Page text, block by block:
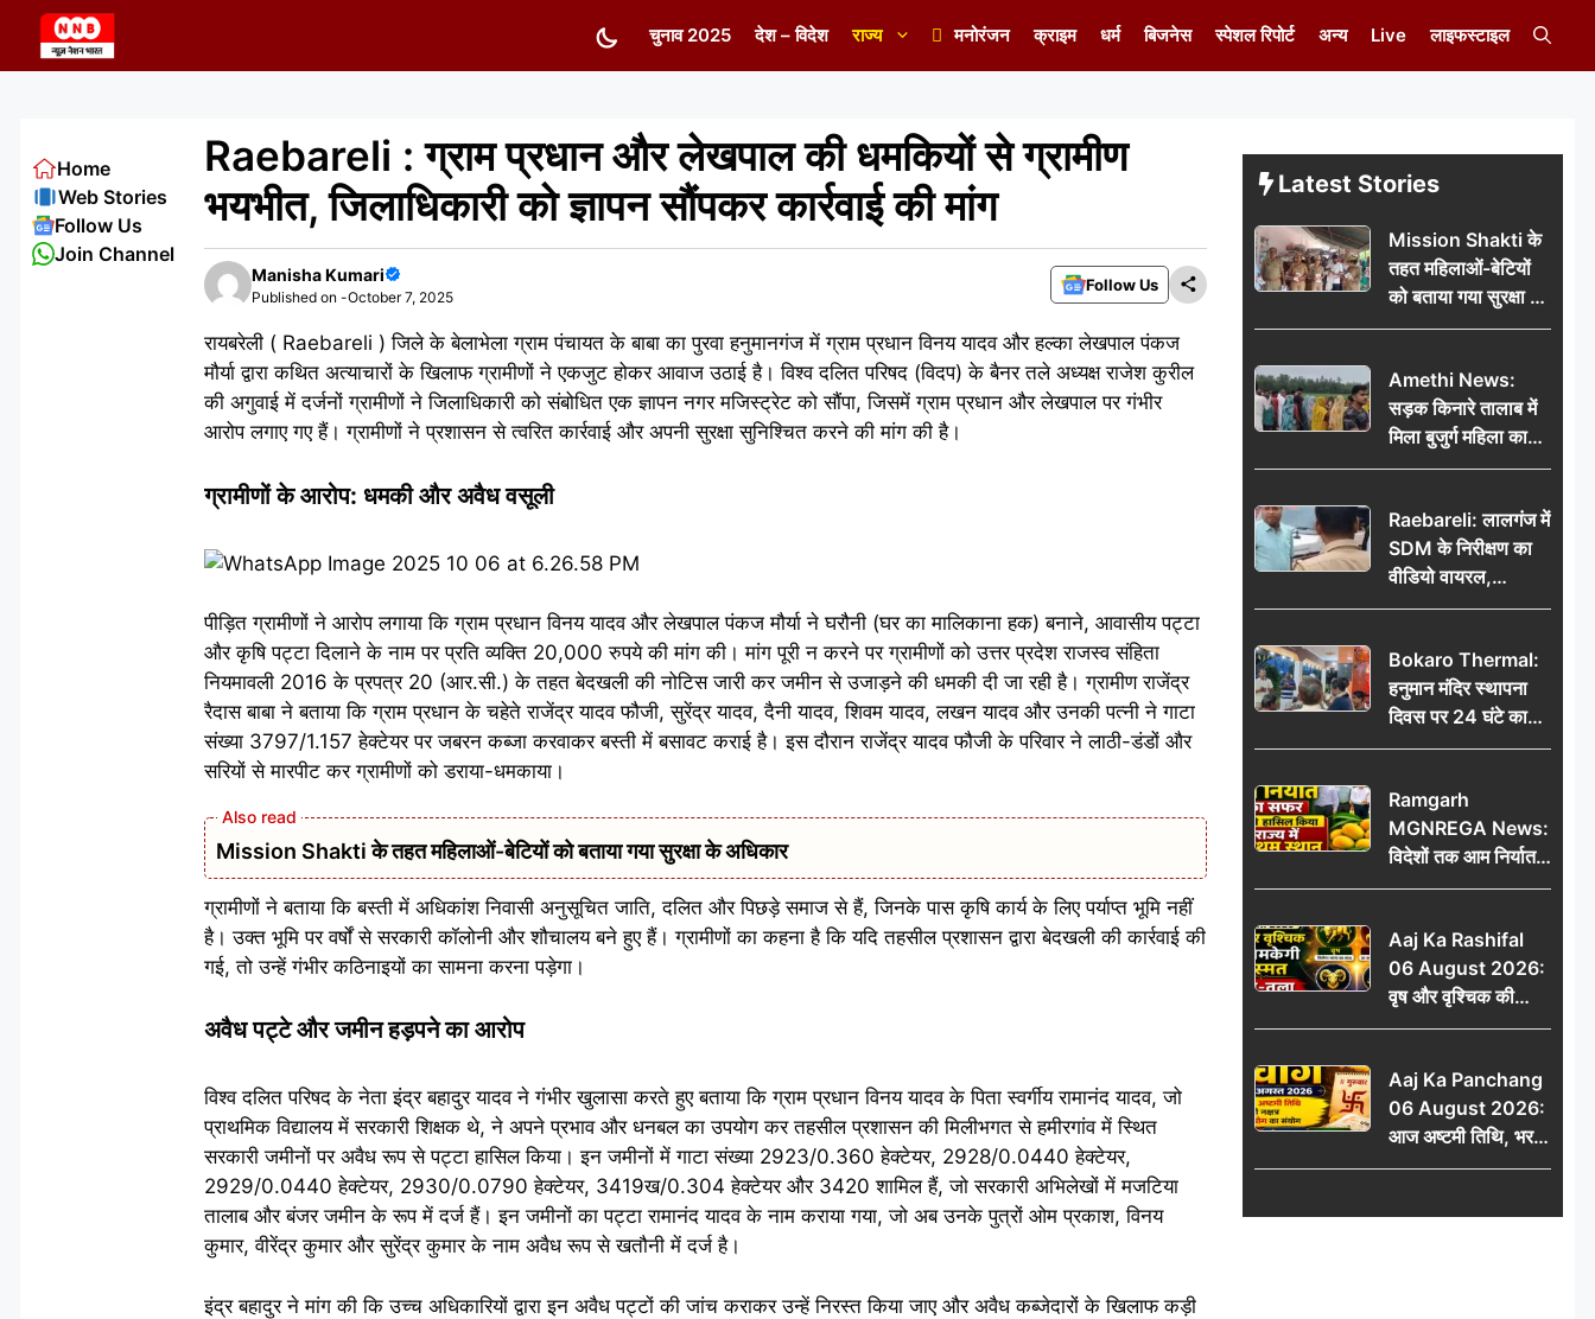
content
चुनाव 2025 देश – विदेश राज्य मनोरंजन क्राइम धर्म बिजनेस स्पेशल रिपोर्ट अन्य Live लाइफस्टाइल
Raebareli : ग्राम प्रधान और लेखपाल की धमकियों से ग्रामीण
भयभीत, जिलाधिकारी को ज्ञापन सौंपकर कार्रवाई की मांग
Manisha Kumari
Published on -October 7, 2025
Follow Us
रायबरेली ( Raebareli ) जिले के बेलाभेला ग्राम पंचायत के बाबा का पुरवा हनुमानगंज में ग्राम प्रधान विनय यादव और हल्का लेखपाल पंकज
मौर्या द्वारा कथित अत्याचारों के खिलाफ ग्रामीणों ने एकजुट होकर आवाज उठाई है। विश्व दलित परिषद (विदप) के बैनर तले अध्यक्ष राजेश कुरील
की अगुवाई में दर्जनों ग्रामीणों ने जिलाधिकारी को संबोधित एक ज्ञापन नगर मजिस्ट्रेट को सौंपा, जिसमें ग्राम प्रधान और लेखपाल पर गंभीर
आरोप लगाए गए हैं। ग्रामीणों ने प्रशासन से त्वरित कार्रवाई और अपनी सुरक्षा सुनिश्चित करने की मांग की है।
ग्रामीणों के आरोप: धमकी और अवैध वसूली
पीड़ित ग्रामीणों ने आरोप लगाया कि ग्राम प्रधान विनय यादव और लेखपाल पंकज मौर्या ने घरौनी (घर का मालिकाना हक) बनाने, आवासीय पट्टा
और कृषि पट्टा दिलाने के नाम पर प्रति व्यक्ति 20,000 रुपये की मांग की। मांग पूरी न करने पर ग्रामीणों को उत्तर प्रदेश राजस्व संहिता
नियमावली 2016 के प्रपत्र 20 (आर.सी.) के तहत बेदखली की नोटिस जारी कर जमीन से उजाड़ने की धमकी दी जा रही है। ग्रामीण राजेंद्र
रैदास बाबा ने बताया कि ग्राम प्रधान के चहेते राजेंद्र यादव फौजी, सुरेंद्र यादव, दैनी यादव, शिवम यादव, लखन यादव और उनकी पत्नी ने गाटा
संख्या 3797/1.157 हेक्टेयर पर जबरन कब्जा करवाकर बस्ती में बसावट कराई है। इस दौरान राजेंद्र यादव फौजी के परिवार ने लाठी-डंडों और
सरियों से मारपीट कर ग्रामीणों को डराया-धमकाया।
Mission Shakti के तहत महिलाओं-बेटियों को बताया गया सुरक्षा के अधिकार
ग्रामीणों ने बताया कि बस्ती में अधिकांश निवासी अनुसूचित जाति, दलित और पिछड़े समाज से हैं, जिनके पास कृषि कार्य के लिए पर्याप्त भूमि नहीं
है। उक्त भूमि पर वर्षों से सरकारी कॉलोनी और शौचालय बने हुए हैं। ग्रामीणों का कहना है कि यदि तहसील प्रशासन द्वारा बेदखली की कार्रवाई की
गई, तो उन्हें गंभीर कठिनाइयों का सामना करना पड़ेगा।
अवैध पट्टे और जमीन हड़पने का आरोप
विश्व दलित परिषद के नेता इंद्र बहादुर यादव ने गंभीर खुलासा करते हुए बताया कि ग्राम प्रधान विनय यादव के पिता स्वर्गीय रामानंद यादव, जो
प्राथमिक विद्यालय में सरकारी शिक्षक थे, ने अपने प्रभाव और धनबल का उपयोग कर तहसील प्रशासन की मिलीभगत से हमीरगांव में स्थित
सरकारी जमीनों पर अवैध रूप से पट्टा हासिल किया। इन जमीनों में गाटा संख्या 2923/0.360 हेक्टेयर, 2928/0.0440 हेक्टेयर,
2929/0.0440 हेक्टेयर, 2930/0.0790 हेक्टेयर, 3419ख/0.304 हेक्टेयर और 3420 शामिल हैं, जो सरकारी अभिलेखों में मजटिया
तालाब और बंजर जमीन के रूप में दर्ज हैं। इन जमीनों का पट्टा रामानंद यादव के नाम कराया गया, जो अब उनके पुत्रों ओम प्रकाश, विनय
कुमार, वीरेंद्र कुमार और सुरेंद्र कुमार के नाम अवैध रूप से खतौनी में दर्ज है।
इंद्र बहादुर ने मांग की कि उच्च अधिकारियों द्वारा इन अवैध पट्टों की जांच कराकर उन्हें निरस्त किया जाए और अवैध कब्जेदारों के खिलाफ कड़ी
Home
Web Stories
Follow Us
Join Channel
Latest Stories
Mission Shakti के
तहत महिलाओं-बेटियों
को बताया गया सुरक्षा के
अधिकार
Amethi News:
सड़क किनारे तालाब में
मिला बुजुर्ग महिला का
शव, संदिग्ध परिस्थितियों
Raebareli: लालगंज में
SDM के निरीक्षण का
वीडियो वायरल,
प्रशासनिक सक्रियता
कवायद?
Bokaro Thermal:
हनुमान मंदिर स्थापना
दिवस पर 24 घंटे का
अखंड हरि कीर्तन,
थर्मल
Ramgarh
MGNREGA News:
विदेशों तक आम निर्यात
का सफर, जिले ने
प्रथम स्थान
Aaj Ka Rashifal
06 August 2026:
वृष और वृश्चिक की
चमकेगी किस्मत, मेष-
Aaj Ka Panchang
06 August 2026:
आज अष्टमी तिथि, भरणी
नक्षत्र और गंड योग का
राहुकाल और दिनभर का